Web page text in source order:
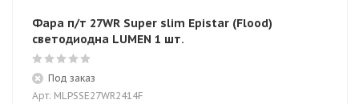
Фара п/т 27WR Super slim Epistar (Flood)
светодиодна LUMEN 1 шт.
Под заказ
Арт: MLPSSE27WR2414F